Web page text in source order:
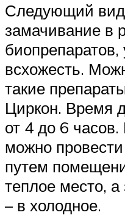
Следующий вид
замачивание в
всхожесть.
такие
Циркон. Время
от 4 до 6
можно
путем
теплое место, а
– в холодное.